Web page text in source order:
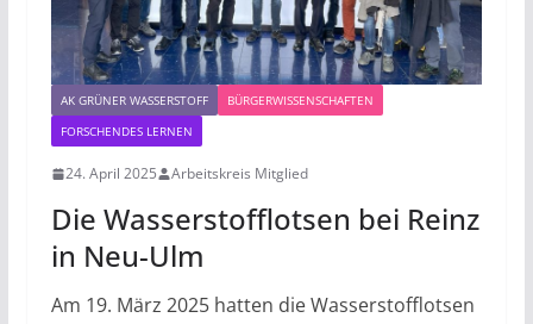
AK GRÜNER WASSERSTOFF
BÜRGERWISSENSCHAFTEN
FORSCHENDES LERNEN
24. April 2025 Arbeitskreis Mitglied
Die Wasserstofflotsen bei Reinz
in Neu-Ulm
Am 19. März 2025 hatten die Wasserstofflotsen